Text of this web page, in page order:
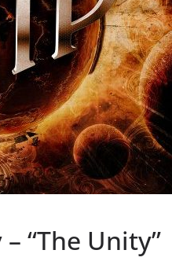
“The Unity”